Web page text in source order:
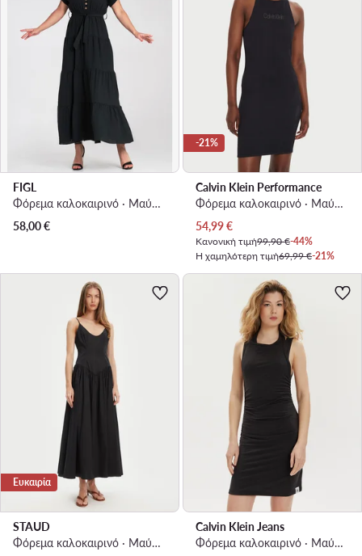
FIGL
Φόρεμα καλοκαιρινό · Μαύρο · Maxi
58,00€
-21%
Calvin Klein Performance
Φόρεμα καλοκαιρινό · Μαύρο · Mini
Τρέχουσα τιμή
54,99€
Κανονική τιμή99,90 €-44%
Η χαμηλότερη τιμή69,99 €-21%
Ευκαιρία
STAUD
Φόρεμα καλοκαιρινό · Μαύρο · Maxi
Calvin Klein Jeans
Φόρεμα καλοκαιρινό · Μαύρο · Mini